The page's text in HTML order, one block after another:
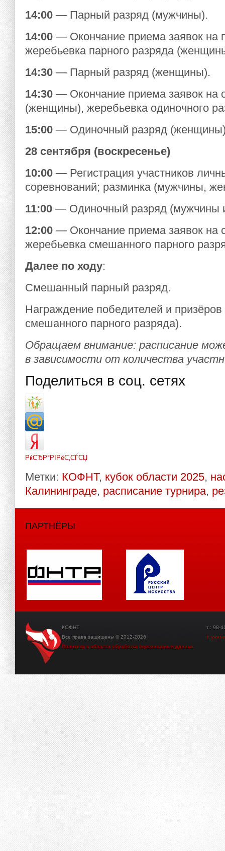
14:00 — Парный разряд (мужчины).
14:00 — Окончание приема заявок
жеребьевка парного разряда
14:30 — Парный разряд (женщины).
14:30 — Окончание приема заявок на
(женщины), жеребьевка одиночного
15:00 — Одиночный разряд
28 сентября (воскресенье)
10:00 — Регистрация участников
соревнований; разминка (мужчины,
11:00 — Одиночный разряд (мужчины
12:00 — Окончание приема заявок
жеребьевка смешанного парного
Далее по ходу:
Смешанный парный разряд.
Награждение победителей и
смешанного парного разряда).
Обращаем внимание: расписание
в зависимости от количества
Поделиться в соц. сетях
РќСЂР°РІРёС‚СЃСЏ
Метки: КОФНТ, кубок области 2025,
Калининграде, расписание турнира,
ПАРТНЁРЫ
КОФНТ
Все права защищены © 2012-2026
Политика в области обработки персональных данных
т.: 98-41-